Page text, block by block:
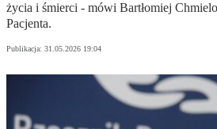
życia i śmierci - mówi Bartłomiej
Pacjenta.
Publikacja: 31.05.2026 19:04